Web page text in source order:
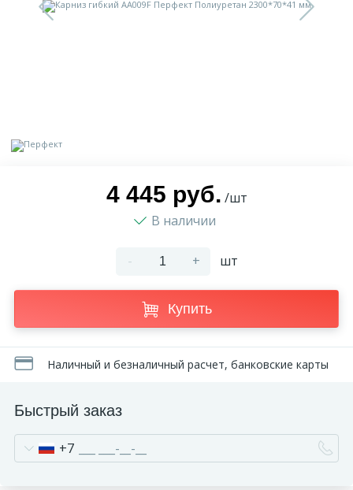
4 445 руб. /шт
В наличии
- + шт
Купить
Наличный и безналичный расчет, банковские карты
Быстрый заказ
+7
Доставка
Сотрудничество